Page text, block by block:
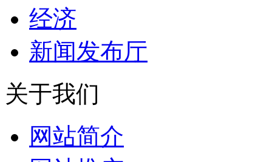
经济
新闻发布厅
关于我们
网站简介